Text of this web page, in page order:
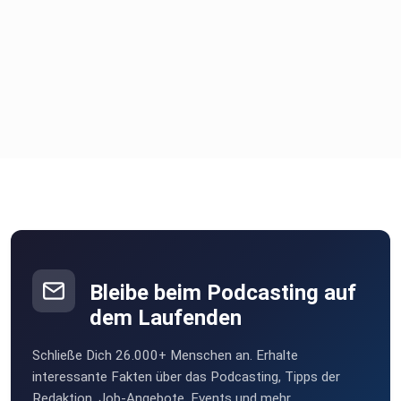
Mehr zu KörperGefühl Emotionsarbeit mit dem inneren
Kind:
Kennst du ständige innere Anspannung oder Angst?
Bleibe beim Podcasting auf
dem Laufenden
Schließe Dich 26.000+ Menschen an. Erhalte
interessante Fakten über das Podcasting, Tipps der